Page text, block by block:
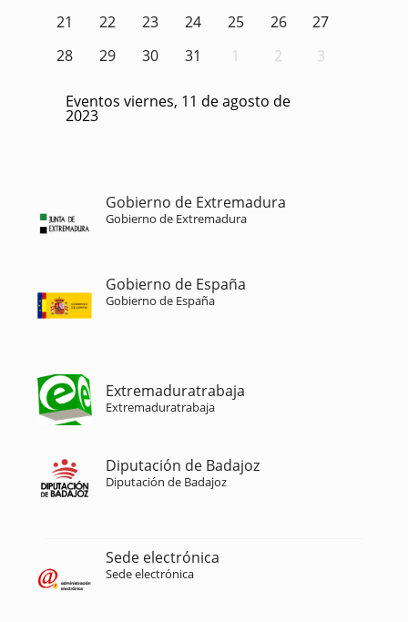
21
22 23 24 25 26
27
28
29 30 31 1 2 3
Eventos viernes, 11 de agosto de
2023
Gobierno de Extremadura
Gobierno de Extremadura
Gobierno de España
Gobierno de España
Extremaduratrabaja
Extremaduratrabaja
Diputación de Badajoz
Diputación de Badajoz
Sede electrónica
Sede electrónica